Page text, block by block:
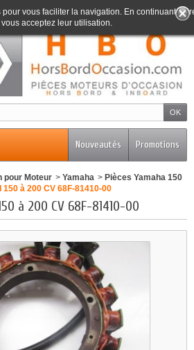
0
Promotions
Nouveautés
vous faciliter la navigation. En continuant
acceptez leur utilisation.
pour Moteur > Yamaha > Pièces Yamaha 150
à 200 CV 68F-81410-00
à 200 CV 68F-81410-00